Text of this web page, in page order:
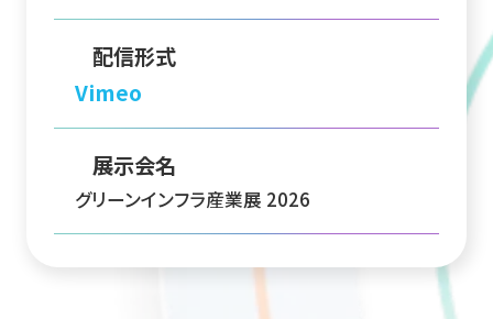
配信形式
Vimeo
展示会名
グリーンインフラ産業展 2026